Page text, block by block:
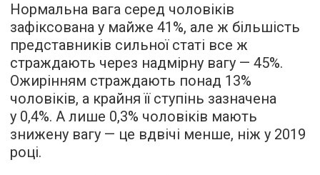
Нормальна вага серед чоловіків
зафіксована у майже 41%, але ж більшість
представників сильної статі все ж
страждають через надмірну вагу — 45%.
Ожирінням страждають понад 13%
чоловіків, а крайня її ступінь зазначена
у 0,4%. А лише 0,3% чоловіків мають
знижену вагу — це вдвічі менше, ніж у 2019
році.